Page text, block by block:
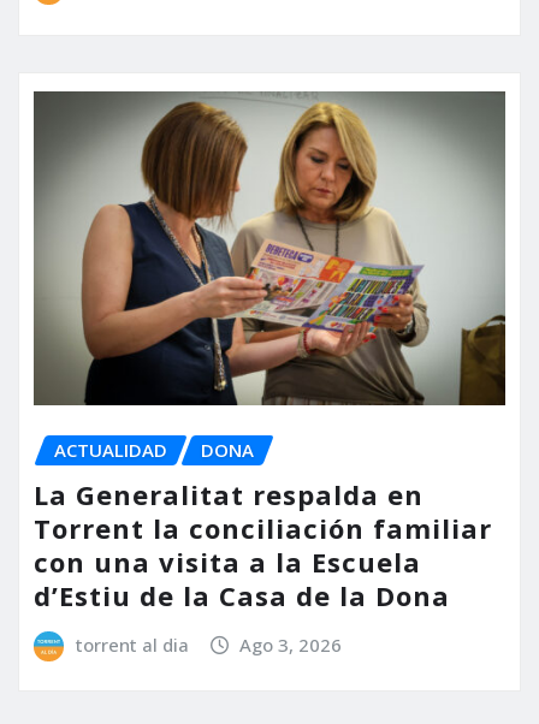
ACTUALIDAD DONA
La Generalitat respalda en
Torrent la conciliación familiar
con una visita a la Escuela
d’Estiu de la Casa de la Dona
torrent al dia Ago 3, 2026